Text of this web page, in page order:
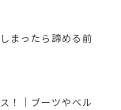
まったら諦める前
！｜ブーツやベル